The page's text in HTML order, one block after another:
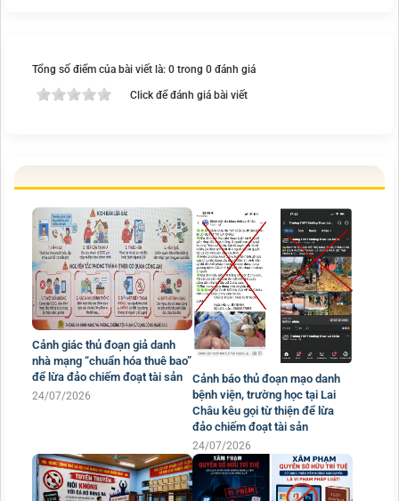
Tổng số điểm của bài viết là: 0 trong 0 đánh giá
Click để đánh giá bài viết
Cảnh giác thủ đoạn giả danh
nhà mạng “chuẩn hóa thuê bao”
để lừa đảo chiếm đoạt tài sản
24/07/2026
Cảnh báo thủ đoạn mạo danh
bệnh viện, trường học tại Lai
Châu kêu gọi từ thiện để lừa
đảo chiếm đoạt tài sản
24/07/2026